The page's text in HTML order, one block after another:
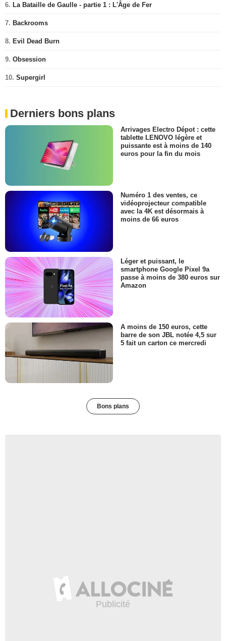
6. La Bataille de Gaulle - partie 1 : L'Âge de Fer
7. Backrooms
8. Evil Dead Burn
9. Obsession
10. Supergirl
Derniers bons plans
Arrivages Electro Dépot : cette
tablette LENOVO légère et
puissante est à moins de 140
euros pour la fin du mois
Numéro 1 des ventes, ce
vidéoprojecteur compatible
avec la 4K est désormais à
moins de 66 euros
Léger et puissant, le
smartphone Google Pixel 9a
passe à moins de 380 euros sur
Amazon
A moins de 150 euros, cette
barre de son JBL notée 4,5 sur
5 fait un carton ce mercredi
Bons plans